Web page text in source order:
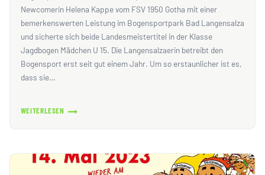
Newcomerin Helena Kappe vom FSV 1950 Gotha mit einer
bemerkenswerten Leistung im Bogensportpark Bad Langensalza
und sicherte sich beide Landesmeistertitel in der Klasse
Jagdbogen Mädchen U 15. Die Langensalzaerin betreibt den
Bogensport erst seit gut einem Jahr. Um so erstaunlicher ist es,
dass sie…
WEITERLESEN
14
EINE